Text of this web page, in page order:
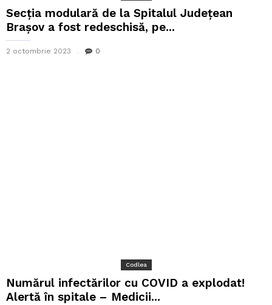
Secţia modulară de la Spitalul Judeţean
Braşov a fost redeschisă, pe...
2 octombrie 2023 0
Codlea
Numărul infectărilor cu COVID a explodat!
Alertă în spitale – Medicii...